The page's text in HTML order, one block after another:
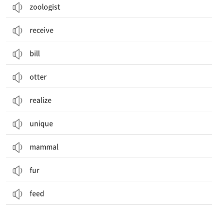
zoologist
receive
bill
otter
realize
unique
mammal
fur
feed